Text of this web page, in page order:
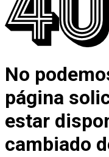
No
página
estar
cambiado